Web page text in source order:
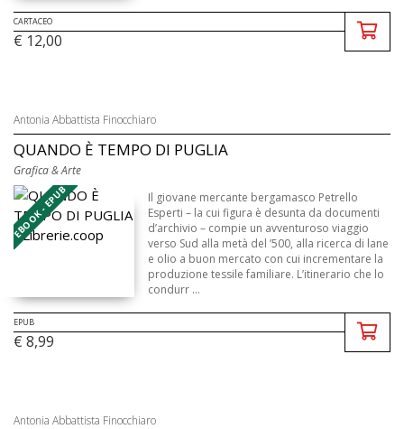
CARTACEO
€ 12,00
Antonia Abbattista Finocchiaro
QUANDO È TEMPO DI PUGLIA
Grafica & Arte
EBOOK - EPUB
Il giovane mercante bergamasco Petrello
Esperti – la cui figura è desunta da documenti
d’archivio – compie un av­­venturoso viaggio
verso Sud alla metà del ’500, alla ricerca di lane
e olio a buon mercato con cui incrementare la
produzione tessile familiare. L’itinerario che lo
condurr ...
EPUB
€ 8,99
Antonia Abbattista Finocchiaro